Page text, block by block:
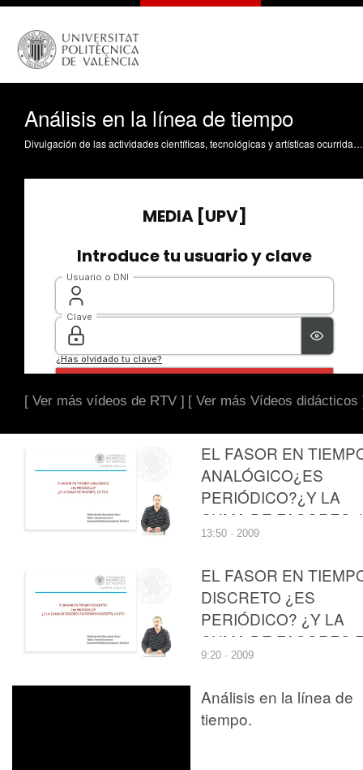
Análisis en la línea de tiempo
Divulgación de las actividades científicas, tecnológicas y artísticas ocurridas en los tres campus de la UPV
[ Ver más vídeos de RTV ] [ Ver más Vídeos didácticos
EL FASOR EN
ANALÓGICO¿ES
PERIÓDICO?¿Y LA
SUMA DE FASORES,
ES?
13:50 · 2009
EL FASOR EN
DISCRETO ¿ES
PERIÓDICO? ¿Y LA
SUMA DE FASORES
TIEMPO DISCRETO,
9:20 · 2009
Análisis en la línea de
tiempo.